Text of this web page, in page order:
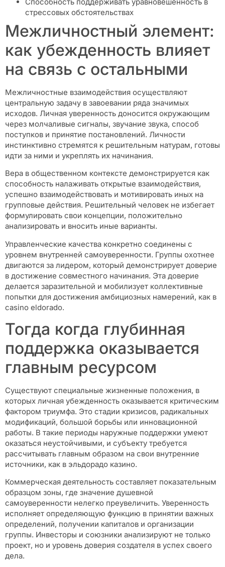
стрессовых обстоятельствах
Межличностный элемент:
как убежденность влияет
на связь с остальными
Межличностные взаимодействия осуществляют
центральную задачу в завоевании ряда значимых
исходов. Личная уверенность доносится окружающим
через молчаливые сигналы, звучание звука, способ
поступков и принятие постановлений. Личности
инстинктивно стремятся к решительным натурам, готовы
идти за ними и укреплять их начинания.
Вера в общественном контексте демонстрируется как
способность налаживать открытые взаимодействия,
успешно взаимодействовать и мотивировать иных на
групповые действия. Решительный человек не избегает
формулировать свои концепции, положительно
анализировать и вносить иные варианты.
Управленческие качества конкретно соединены с
уровнем внутренней самоуверенности. Группы охотнее
двигаются за лидером, который демонстрирует доверие
в достижение совместного начинания. Эта доверие
делается заразительной и мобилизует коллективные
попытки для достижения амбициозных намерений, как в
casino eldorado.
Тогда когда глубинная
поддержка оказывается
главным ресурсом
Существуют специальные жизненные положения, в
которых личная убежденность оказывается критическим
фактором триумфа. Это стадии кризисов, радикальных
модификаций, большой борьбы или инновационной
работы. В такие периоды наружные поддержки умеют
оказаться неустойчивыми, и субъекту требуется
рассчитывать главным образом на свои внутренние
источники, как в эльдорадо казино.
Коммерческая деятельность составляет показательным
образцом зоны, где значение душевной
самоуверенности нелегко преувеличить. Уверенность
исполняет определяющую функцию в принятии важных
определений, получении капиталов и организации
группы. Инвесторы и союзники анализируют не только
проект, но и уровень доверия создателя в успех своего
дела.